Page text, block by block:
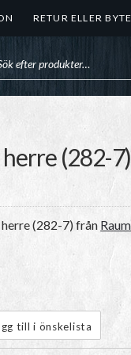
RETUR ELLER BYTE
(282-7)
(282-7)från
till i önskelista